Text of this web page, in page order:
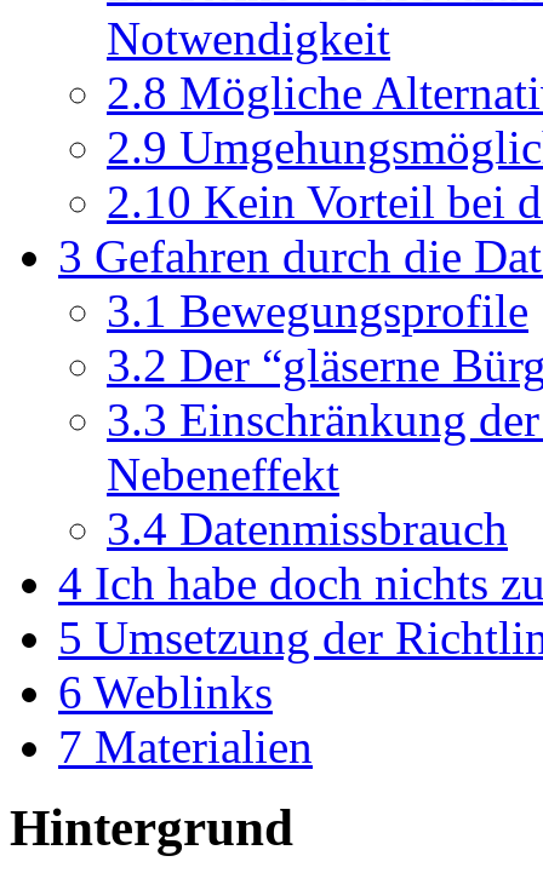
Notwendigkeit
2.8 Mögliche
2.9
2.10 Kein Vorteil bei
3 Gefahren durch die
3.1 Bewegungsprofile
3.2 Der “gläserne
3.3 Einschränkung
Nebeneffekt
3.4 Datenmissbrauch
4 Ich habe doch nichts
5 Umsetzung der
6 Weblinks
7 Materialien
Hintergrund